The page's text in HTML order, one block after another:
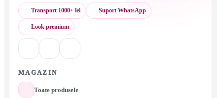
Transport 1000+ lei Suport WhatsApp
Look premium
MAGAZIN
Toate produsele